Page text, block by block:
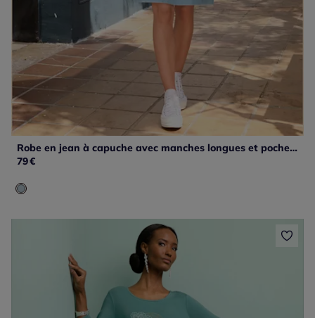
Robe en jean à capuche avec manches longues et poche avant
79€